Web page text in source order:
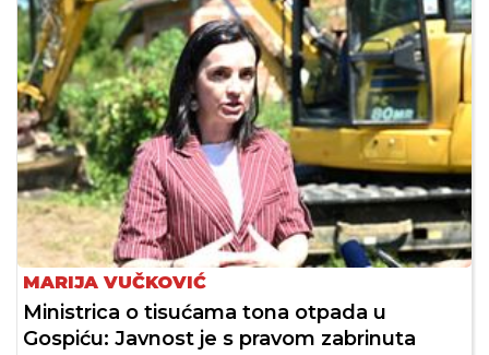
MARIJA VUČKOVIĆ
Ministrica o tisućama tona otpada u
Gospiću: Javnost je s pravom zabrinuta